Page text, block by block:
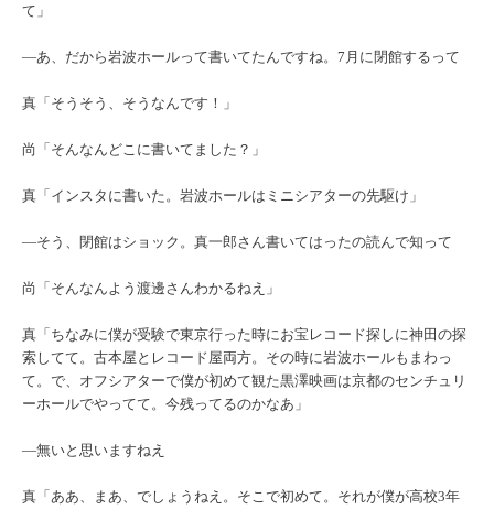
て」
―あ、だから岩波ホールって書いてたんですね。7月に閉館するって
真「そうそう、そうなんです！」
尚「そんなんどこに書いてました？」
真「インスタに書いた。岩波ホールはミニシアターの先駆け」
―そう、閉館はショック。真一郎さん書いてはったの読んで知って
尚「そんなんよう渡邊さんわかるねえ」
真「ちなみに僕が受験で東京行った時にお宝レコード探しに神田の探
索してて。古本屋とレコード屋両方。その時に岩波ホールもまわっ
て。で、オフシアターで僕が初めて観た黒澤映画は京都のセンチュリ
ーホールでやってて。今残ってるのかなあ」
―無いと思いますねえ
真「ああ、まあ、でしょうねえ。そこで初めて。それが僕が高校3年